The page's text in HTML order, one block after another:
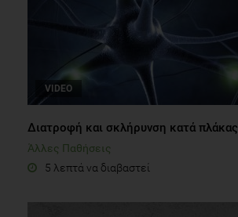
VIDEO
Διατροφή και σκλήρυνση κατά πλάκας
Άλλες Παθήσεις
5 λεπτά να διαβαστεί